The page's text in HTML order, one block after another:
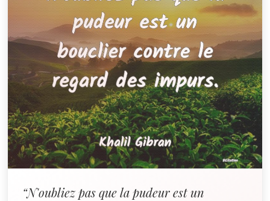
“N'oubliez pas que la pudeur est un